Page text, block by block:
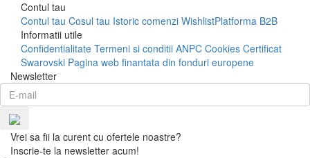
Contul tau
Contul tau Cosul tau Istoric comenzi WishlistPlatforma B2B
Informatii utile
Confidentialitate Termeni si conditii ANPC Cookies Certificat
Swarovski Pagina web finantata din fonduri europene
Newsletter
Vrei sa fii la curent cu ofertele noastre?
Inscrie-te la newsletter acum!